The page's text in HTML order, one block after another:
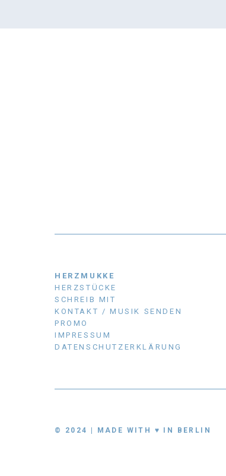
HERZMUKKE
HERZSTÜCKE
SCHREIB MIT
KONTAKT / MUSIK SENDEN
PROMO
IMPRESSUM
DATENSCHUTZERKLÄRUNG
© 2024 | MADE WITH ♥ IN BERLIN